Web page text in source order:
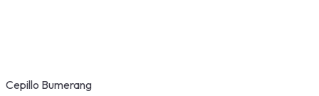
Cepillo Bumerang